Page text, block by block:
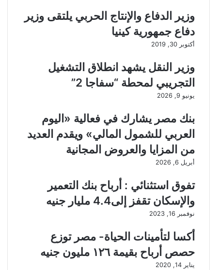
وزير الدفاع والإنتاج الحربي يلتقى وزير
دفاع جمهورية كينيا
أكتوبر 30, 2019
وزير النقل يشهد انطلاق التشغيل
التجريبي لمحطة “سفاجا 2”
يونيو 9, 2026
بنك مصر يشارك في فعالية «اليوم
العربي للشمول المالي» ويقدم العديد
من المزايا والعروض المجانية
أبريل 6, 2026
تفوق استثنائي : أرباح بنك التعمير
والإسكان تقفز إلى4.4 مليار جنيه
نوفمبر 16, 2023
أكسا لتأمينات الحياة- مصر توزع
حصص أرباح بقيمة ١٢٦ مليون جنيه
يناير 14, 2020